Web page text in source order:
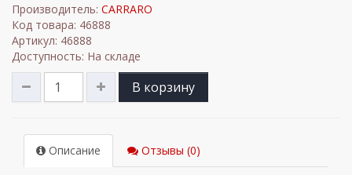
Производитель: CARRARO
Код товара: 46888
Артикул: 46888
Доступность: На складе
В корзину
Описание Отзывы (0)